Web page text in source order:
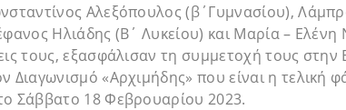
Αλεξόπουλος (β΄Γυμνασίου),
Ηλιάδης (Β΄ Λυκείου) και Μαρία – Ελένη
τους, εξασφάλισαν τη συμμετοχή τους στην
Διαγωνισμό «Αρχιμήδης» που είναι η τελική
Σάββατο 18 Φεβρουαρίου 2023.